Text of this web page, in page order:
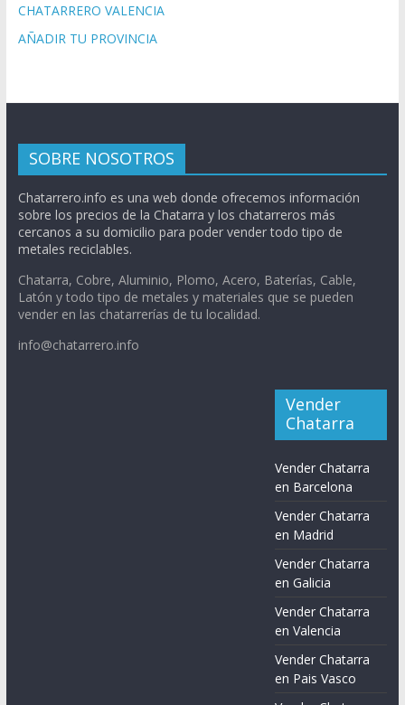
CHATARRERO VALENCIA
AÑADIR TU PROVINCIA
SOBRE NOSOTROS
Chatarrero.info es una web donde ofrecemos información
sobre los precios de la Chatarra y los chatarreros más
cercanos a su domicilio para poder vender todo tipo de
metales reciclables.
Chatarra, Cobre, Aluminio, Plomo, Acero, Baterías, Cable,
Latón y todo tipo de metales y materiales que se pueden
vender en las chatarrerías de tu localidad.
info@chatarrero.info
Vender
Chatarra
Vender Chatarra
en Barcelona
Vender Chatarra
en Madrid
Vender Chatarra
en Galicia
Vender Chatarra
en Valencia
Vender Chatarra
en Pais Vasco